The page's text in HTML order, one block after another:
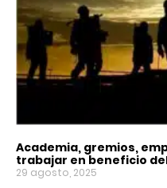
Academia, gremios,
trabajar en beneficio
29 agosto, 2025